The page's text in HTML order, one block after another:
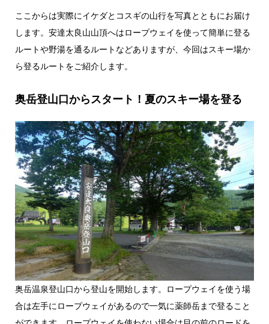
ここからは実際にイケダとコスギの山行を写真とともにお届け
します。安達太良山山頂へはロープウェイを使って簡単に登る
ルートや野湯を通るルートなどありますが、今回はスキー場か
ら登るルートをご紹介します。
奥岳登山口からスタート！夏のスキー場を登る
奥岳温泉登山口から登山を開始します。ロープウェイを使う場
合は左手にロープウェイがあるので一気に薬師岳まで登ること